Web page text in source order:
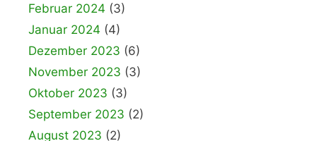
Februar 2024 (3)
Januar 2024 (4)
Dezember 2023 (6)
November 2023 (3)
Oktober 2023 (3)
September 2023 (2)
August 2023 (2)